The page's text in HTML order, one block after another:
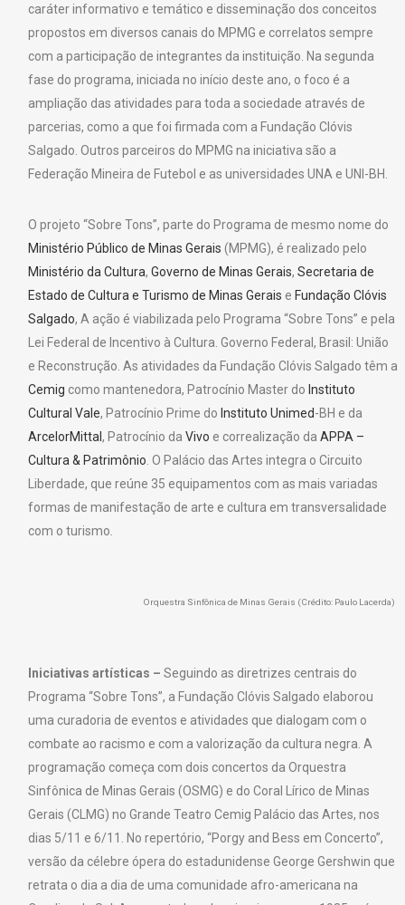
caráter informativo e temático e disseminação dos conceitos
propostos em diversos canais do MPMG e correlatos sempre
com a participação de integrantes da instituição. Na segunda
fase do programa, iniciada no início deste ano, o foco é a
ampliação das atividades para toda a sociedade através de
parcerias, como a que foi firmada com a Fundação Clóvis
Salgado. Outros parceiros do MPMG na iniciativa são a
Federação Mineira de Futebol e as universidades UNA e UNI-BH.
O projeto “Sobre Tons”, parte do Programa de mesmo nome do
Ministério Público de Minas Gerais (MPMG), é realizado pelo
Ministério da Cultura, Governo de Minas Gerais, Secretaria de
Estado de Cultura e Turismo de Minas Gerais e Fundação Clóvis
Salgado, A ação é viabilizada pelo Programa “Sobre Tons” e pela
Lei Federal de Incentivo à Cultura. Governo Federal, Brasil: União
e Reconstrução. As atividades da Fundação Clóvis Salgado têm a
Cemig como mantenedora, Patrocínio Master do Instituto
Cultural Vale, Patrocínio Prime do Instituto Unimed-BH e da
ArcelorMittal , Patrocínio da Vivo e correalização da APPA –
Cultura & Patrimônio . O Palácio das Artes integra o Circuito
Liberdade, que reúne 35 equipamentos com as mais variadas
formas de manifestação de arte e cultura em transversalidade
com o turismo
Orquestra Sinfônica de Minas Gerais (Crédito: Paulo Lacerda)
Iniciativas artísticas – Seguindo as diretrizes centrais do
Programa “Sobre Tons”, a Fundação Clóvis Salgado elaborou
uma curadoria de eventos e atividades que dialogam com o
combate ao racismo e com a valorização da cultura negra. A
programação começa com dois concertos da Orquestra
Sinfônica de Minas Gerais (OSMG) e do Coral Lírico de Minas
Gerais (CLMG) no Grande Teatro Cemig Palácio das Artes, nos
dias 5/11 e 6/11. No repertório, “Porgy and Bess em Concerto”,
versão da célebre ópera do estadunidense George Gershwin que
retrata o dia a dia de uma comunidade afro-americana na